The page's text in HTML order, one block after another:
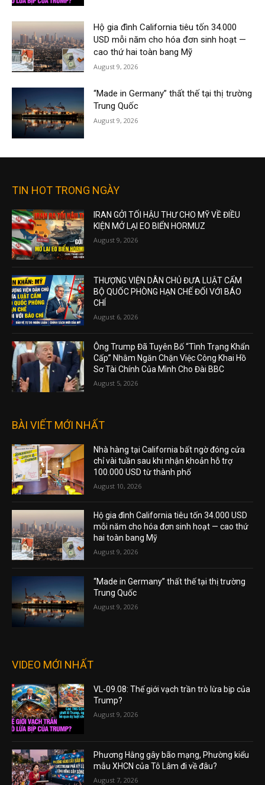
Hộ gia đình California tiêu tốn 34.000
USD mỗi năm cho hóa đơn sinh hoạt —
cao thứ hai toàn bang Mỹ
August 9, 2026
“Made in Germany” thất thế tại thị trường
Trung Quốc
August 9, 2026
TIN HOT TRONG NGÀY
IRAN GỞI TỐI HẬU THƯ CHO MỸ VỀ ĐIỀU
KIỆN MỞ LẠI EO BIỂN HORMUZ
August 9, 2026
THƯỢNG VIỆN DÂN CHỦ ĐƯA LUẬT CẤM
BỘ QUỐC PHÒNG HẠN CHẾ ĐỐI VỚI BÁO
CHÍ
August 6, 2026
Ông Trump Đã Tuyên Bố “Tình Trạng Khẩn
Cấp” Nhằm Ngăn Chặn Việc Công Khai Hồ
Sơ Tài Chính Của Mình Cho Đài BBC
August 5, 2026
BÀI VIẾT MỚI NHẤT
Nhà hàng tại California bất ngờ đóng cửa
chỉ vài tuần sau khi nhận khoản hỗ trợ
100.000 USD từ thành phố
August 10, 2026
Hộ gia đình California tiêu tốn 34.000 USD
mỗi năm cho hóa đơn sinh hoạt — cao thứ
hai toàn bang Mỹ
August 9, 2026
“Made in Germany” thất thế tại thị trường
Trung Quốc
August 9, 2026
VIDEO MỚI NHẤT
VL-09.08: Thế giới vạch trần trò lừa bịp của
Trump?
August 9, 2026
Phương Hằng gây bão mạng, Phường kiểu
mẫu XHCN của Tô Lâm đi về đâu?
August 7, 2026